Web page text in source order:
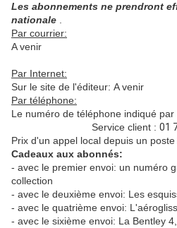
Les abonnements ne prendront
nationale
Par courrier:
A venir
Par Internet:
Sur le site de l'éditeur: A venir
Par téléphone:
Le numéro de téléphone indiqué
Service client : 01
Prix d'un appel local depuis un poste
Cadeaux aux abonnés:
- avec le premier envoi: un numéro
collection
- avec le deuxième envoi: Les
- avec le quatrième envoi:
- avec le sixième envoi: La Bentley